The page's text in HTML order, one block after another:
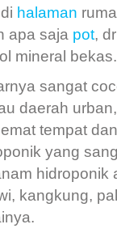
halaman
apa saja pot,
mineral bekas.
sangat
daerah
tempat
yang
hidroponik
kangkung,